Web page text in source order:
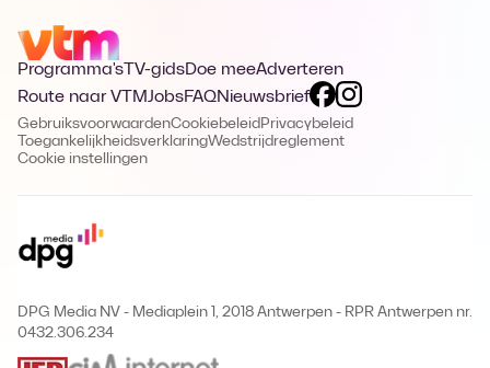
Programma's TV-gidsDoe meeAdverteren
Route naar VTMJobsFAQNieuwsbrief
GebruiksvoorwaardenCookiebeleid Privacybeleid
ToegankelijkheidsverklaringWedstrijdreglement
Cookie instellingen
DPG Media NV - Mediaplein 1, 2018 Antwerpen - RPR Antwerpen nr.
0432.306.234